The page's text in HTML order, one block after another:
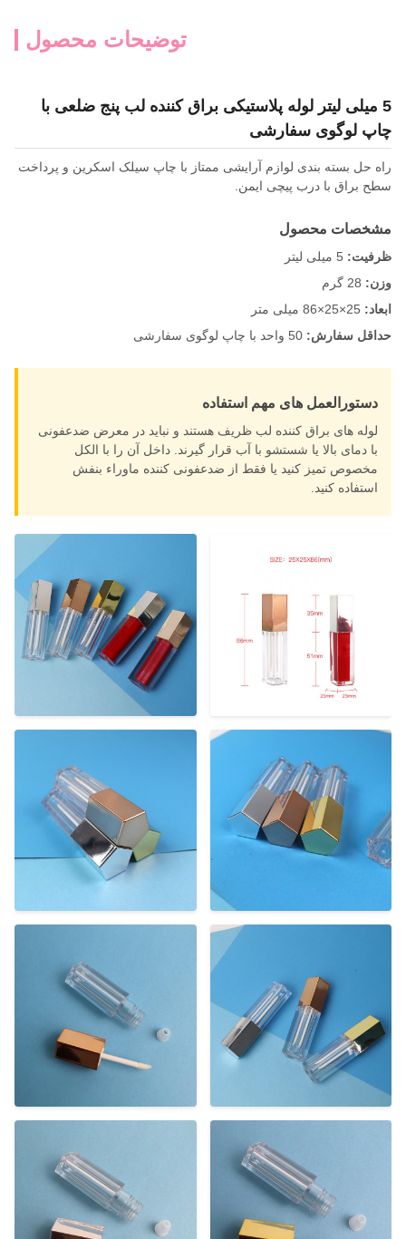
توضیحات محصول
5 میلی لیتر لوله پلاستیکی براق کننده لب پنج ضلعی با
چاپ لوگوی سفارشی
راه حل بسته بندی لوازم آرایشی ممتاز با چاپ سیلک اسکرین و پرداخت
سطح براق با درب پیچی ایمن.
مشخصات محصول
ظرفیت:
وزن:
ابعاد:
حداقل سفارش:
دستورالعمل های مهم استفاده
لوله های براق کننده لب ظریف هستند و نباید در معرض ضدعفونی
با دمای بالا یا شستشو با آب قرار گیرند. داخل آن را با الکل
مخصوص تمیز کنید یا فقط از ضدعفونی کننده ماوراء بنفش
استفاده کنید.